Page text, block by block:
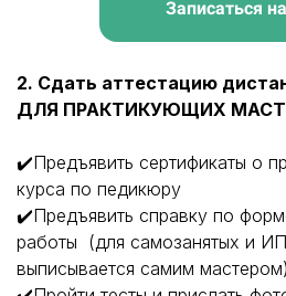
Записаться
2. Сдать аттестацию
ДЛЯ ПРАКТИКУЮЩИХ
✔️Предъявить сертификаты о
курса по педикюру
✔️Предъявить справку по
работы (для самозанятых и
выписывается самим мастером)